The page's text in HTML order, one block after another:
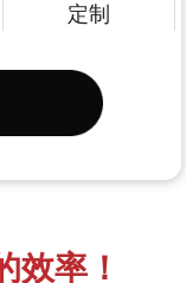
定制
效率！